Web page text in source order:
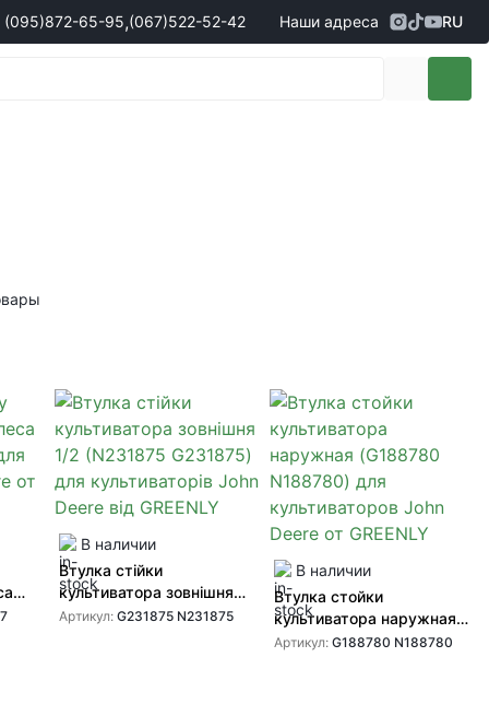
(095)872-65-95,(067)522-52-42
по продаже техники
Наши адреса RU
В наличии
Втулка стійки
культиватора зовнішня
1/2 (N231875 G231875)
Артикул: G231875 N231875
В наличии
Втулка стойки
культиватора наружная
(G188780 N188780) для
Артикул: G188780 N188780